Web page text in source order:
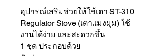
อุปกรณ์เสริมช่วยให้ใช้เตา ST-310
Regulator Stove (เตาแมงมุม) ใช้
งานได้ง่าย และสะดวกขึ้น
1 ชุด ประกอบด้วย